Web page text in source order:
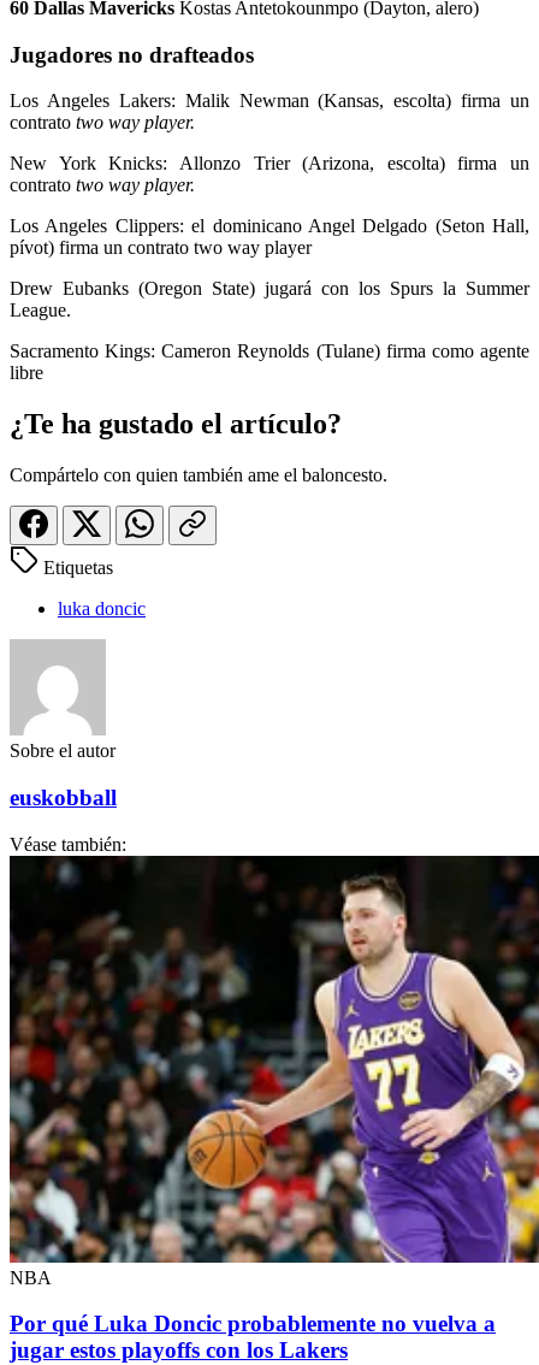
60 Dallas Mavericks Kostas Antetokounmpo (Dayton, alero)
Jugadores no drafteados
Los Angeles Lakers: Malik Newman (Kansas, escolta) firma un
contrato two way player.
New York Knicks: Allonzo Trier (Arizona, escolta) firma un
contrato two way player.
Los Angeles Clippers: el dominicano Angel Delgado (Seton Hall,
pívot) firma un contrato two way player
Drew Eubanks (Oregon State) jugará con los Spurs la Summer
League.
Sacramento Kings: Cameron Reynolds (Tulane) firma como agente
libre
¿Te ha gustado el artículo?
Compártelo con quien también ame el baloncesto.
Etiquetas
luka doncic
Sobre el autor
euskobball
Véase también:
NBA
Por qué Luka Doncic probablemente no vuelva a
jugar estos playoffs con los Lakers